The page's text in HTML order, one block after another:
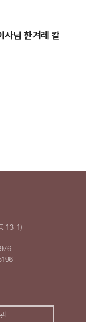
사님 한겨레 칼럼 연
13-1)